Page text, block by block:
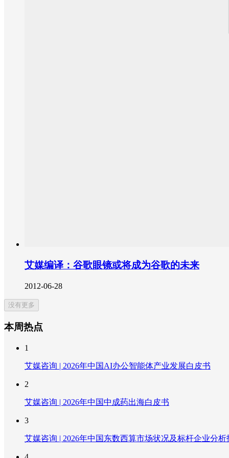
艾媒编译：谷歌眼镜或将成为谷歌的未来
2012-06-28
没有更多
本周热点
1
艾媒咨询 | 2026年中国AI办公智能体产业发展白皮书
2
艾媒咨询 | 2026年中国中成药出海白皮书
3
艾媒咨询 | 2026年中国东数西算市场状况及标杆企业分析